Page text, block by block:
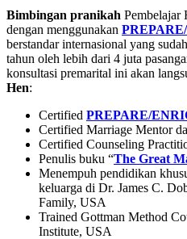
Bimbingan pranikah Pembelajar
dengan menggunakan
berstandar internasional yang
tahun oleh lebih dari 4 juta
konsultasi premarital ini akan
Hen:
Certified PREPARE/
Certified Marriage Mentor
Certified Counseling
Penulis buku “The Great
Menempuh pendidikan
keluarga di Dr. James C.
Family, USA
Trained Gottman Method
Institute, USA